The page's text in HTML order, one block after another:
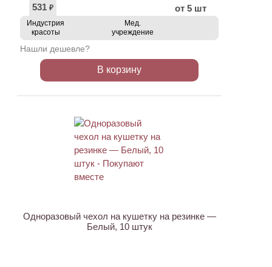
531 ₽ от 5 шт
Индустрия
красоты
Мед.
учреждение
Нашли дешевле?
В корзину
Одноразовый чехол на кушетку на резинке —
Белый, 10 штук